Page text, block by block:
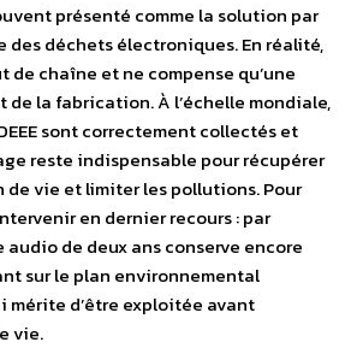
présenté comme la solution par
des déchets électroniques. En réalité,
chaîne et ne compense qu’une
de la fabrication. À l’échelle mondiale,
sont correctement collectés et
reste indispensable pour récupérer
de vie et limiter les pollutions. Pour
en dernier recours : par
audio de deux ans conserve encore
sur le plan environnemental
mérite d’être exploitée avant
vie.